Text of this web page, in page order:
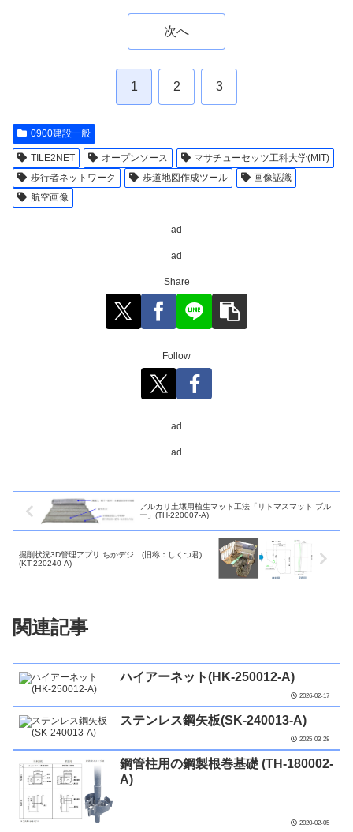
次へ
1 2 3
0900建設一般
TILE2NET オープンソース
マサチューセッツ工科大学(MIT)
歩行者ネットワーク
歩道地図作成ツール
画像認識
航空画像
ad
ad
Share
Follow
ad
ad
アルカリ土壌用植生マット工法「リトマスマット ブル
ー」(TH-220007-A)
掘削状況3D管理アプリ ちかデジ (旧称：しくつ君)
(KT-220240-A)
関連記事
ハイアーネット(HK-250012-A)
2026-02-17
ステンレス鋼矢板(SK-240013-A)
2025-03-28
鋼管柱用の鋼製根巻基礎 (TH-180002-
A)
2020-02-05